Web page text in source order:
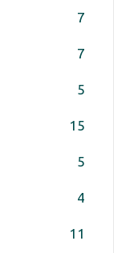
7
7
5
15
5
4
11